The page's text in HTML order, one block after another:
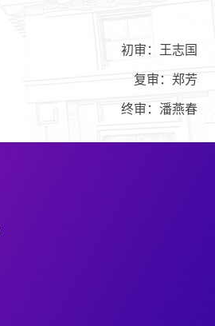
初审：王志国
复审：郑芳
终审：潘燕春